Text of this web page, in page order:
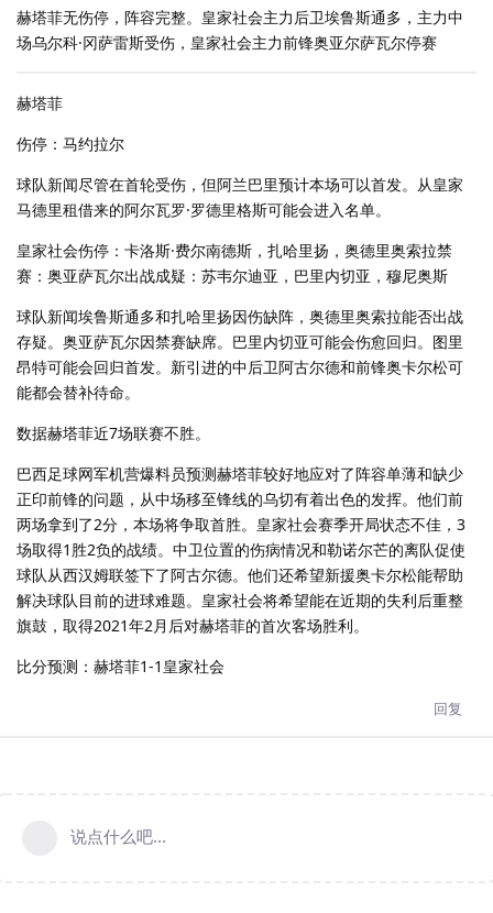
赫塔菲无伤停，阵容完整。皇家社会主力后卫埃鲁斯通多，主力中
场乌尔科·冈萨雷斯受伤，皇家社会主力前锋奥亚尔萨瓦尔停赛
赫塔菲
伤停：马约拉尔
球队新闻尽管在首轮受伤，但阿兰巴里预计本场可以首发。从皇家
马德里租借来的阿尔瓦罗·罗德里格斯可能会进入名单。
皇家社会伤停：卡洛斯·费尔南德斯，扎哈里扬，奥德里奥索拉禁
赛：奥亚萨瓦尔出战成疑：苏韦尔迪亚，巴里内切亚，穆尼奥斯
球队新闻埃鲁斯通多和扎哈里扬因伤缺阵，奥德里奥索拉能否出战
存疑。奥亚萨瓦尔因禁赛缺席。巴里内切亚可能会伤愈回归。图里
昂特可能会回归首发。新引进的中后卫阿古尔德和前锋奥卡尔松可
能都会替补待命。
数据赫塔菲近7场联赛不胜。
巴西足球网军机营爆料员预测赫塔菲较好地应对了阵容单薄和缺少
正印前锋的问题，从中场移至锋线的乌切有着出色的发挥。他们前
两场拿到了2分，本场将争取首胜。皇家社会赛季开局状态不佳，3
场取得1胜2负的战绩。中卫位置的伤病情况和勒诺尔芒的离队促使
球队从西汉姆联签下了阿古尔德。他们还希望新援奥卡尔松能帮助
解决球队目前的进球难题。皇家社会将希望能在近期的失利后重整
旗鼓，取得2021年2月后对赫塔菲的首次客场胜利。
比分预测：赫塔菲1-1皇家社会
回复
说点什么吧...